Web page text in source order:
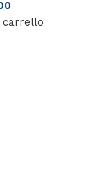
carrello